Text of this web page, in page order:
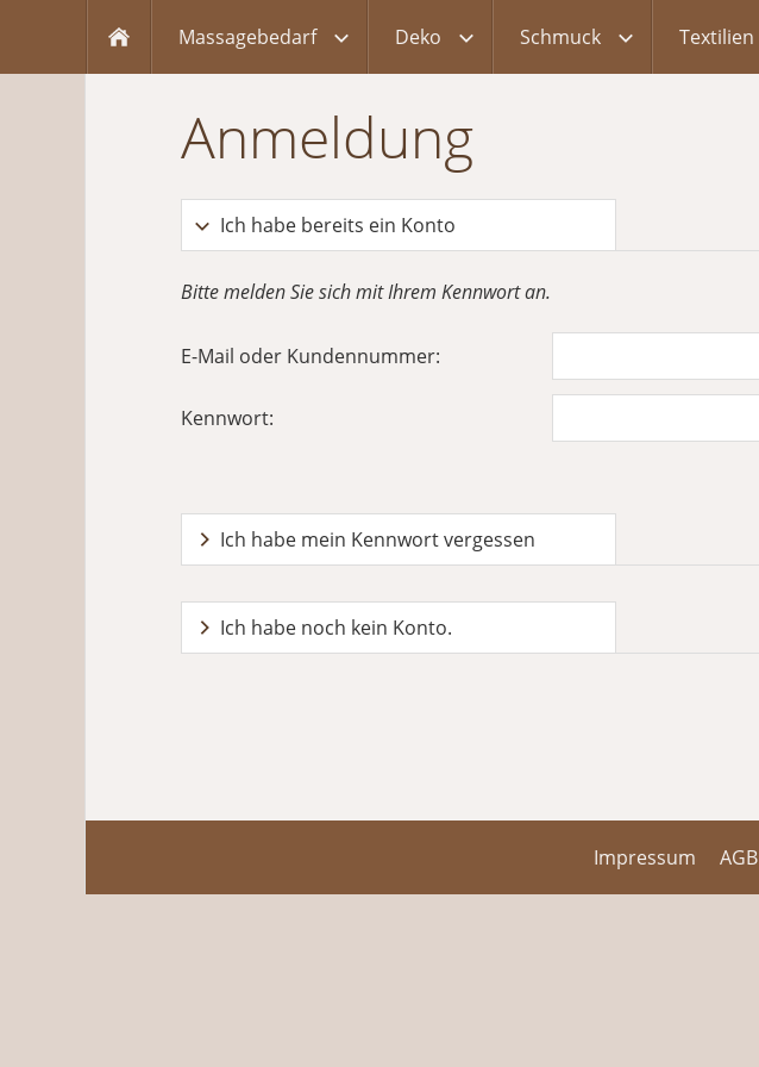
Massagebedarf Deko Schmuck Textilien
Anmeldung
Ich habe bereits ein Konto
Bitte melden Sie sich mit Ihrem Kennwort an.
E-Mail oder Kundennummer:
Kennwort:
Ich habe mein Kennwort vergessen
Ich habe noch kein Konto.
Impressum AGB